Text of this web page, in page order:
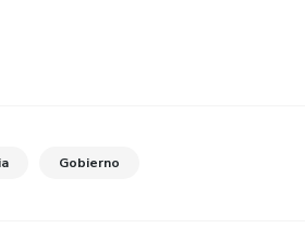
Gobierno